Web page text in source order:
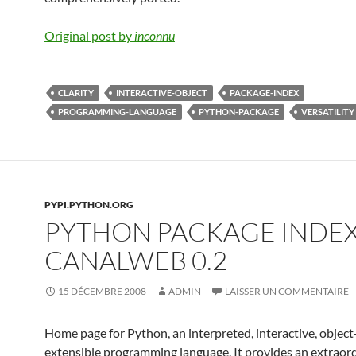
Original post by inconnu
CLARITY INTERACTIVE-OBJECT
PACKAGE-INDEX
PROGRAMMING-LANGUAGE
PYTHON-PACKAGE VERSATILITY
PYPI.PYTHON.ORG
PYTHON PACKAGE
CANALWEB 0.2
15 DÉCEMBRE 2008 ADMIN LAISSER UN COMMENTAIRE
Home page for Python, an interpreted, interactive,
extensible programming language. It provides an